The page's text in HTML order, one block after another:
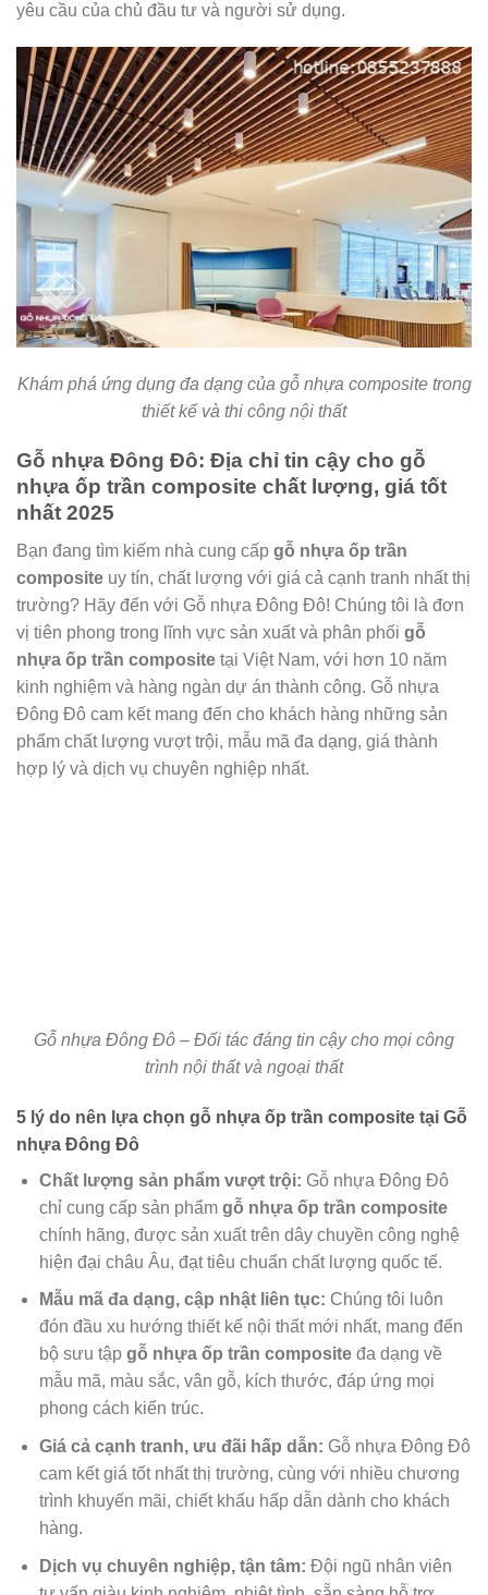
yêu cầu của chủ đầu tư và người sử dụng.
Khám phá ứng dụng đa dạng của gỗ nhựa composite trong
thiết kế và thi công nội thất
Gỗ nhựa Đông Đô: Địa chỉ tin cậy cho gỗ
nhựa ốp trần composite chất lượng, giá tốt
nhất 2025
Bạn đang tìm kiếm nhà cung cấp gỗ nhựa ốp trần
composite uy tín, chất lượng với giá cả cạnh tranh nhất thị
trường? Hãy đến với Gỗ nhựa Đông Đô! Chúng tôi là đơn
vị tiên phong trong lĩnh vực sản xuất và phân phối gỗ
nhựa ốp trần composite tại Việt Nam, với hơn 10 năm
kinh nghiệm và hàng ngàn dự án thành công. Gỗ nhựa
Đông Đô cam kết mang đến cho khách hàng những sản
phẩm chất lượng vượt trội, mẫu mã đa dạng, giá thành
hợp lý và dịch vụ chuyên nghiệp nhất.
Gỗ nhựa Đông Đô – Đối tác đáng tin cậy cho mọi công
trình nội thất và ngoại thất
5 lý do nên lựa chọn gỗ nhựa ốp trần composite tại Gỗ
nhựa Đông Đô
Chất lượng sản phẩm vượt trội: Gỗ nhựa Đông Đô
chỉ cung cấp sản phẩm gỗ nhựa ốp trần composite
chính hãng, được sản xuất trên dây chuyền công nghệ
hiện đại châu Âu, đạt tiêu chuẩn chất lượng quốc tế.
Mẫu mã đa dạng, cập nhật liên tục: Chúng tôi luôn
đón đầu xu hướng thiết kế nội thất mới nhất, mang đến
bộ sưu tập gỗ nhựa ốp trần compositeđa dạng về
mẫu mã, màu sắc, vân gỗ, kích thước, đáp ứng mọi
phong cách kiến trúc.
Giá cả cạnh tranh, ưu đãi hấp dẫn: Gỗ nhựa Đông Đô
cam kết giá tốt nhất thị trường, cùng với nhiều chương
trình khuyến mãi, chiết khấu hấp dẫn dành cho khách
hàng.
Dịch vụ chuyên nghiệp, tận tâm: Đội ngũ nhân viên